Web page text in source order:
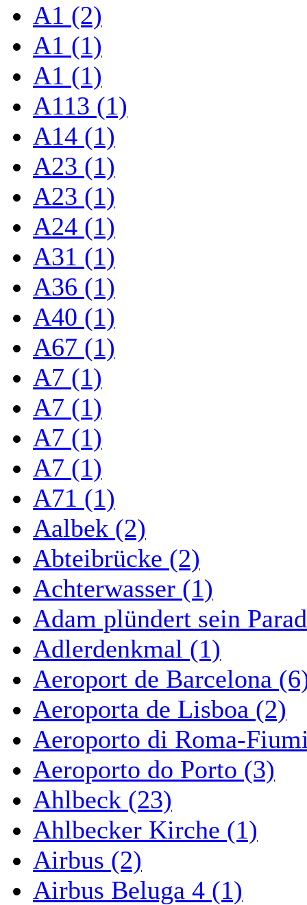
A1 (2)
A1 (1)
A1 (1)
A113 (1)
A14 (1)
A23 (1)
A23 (1)
A24 (1)
A31 (1)
A36 (1)
A40 (1)
A67 (1)
A7 (1)
A7 (1)
A7 (1)
A7 (1)
A71 (1)
Aalbek (2)
Abteibrücke (2)
Achterwasser (1)
Adam plündert sein
Adlerdenkmal (1)
Aeroport de Barcelona
Aeroporta de Lisboa (2)
Aeroporto di Roma-
Aeroporto do Porto (3)
Ahlbeck (23)
Ahlbecker Kirche (1)
Airbus (2)
Airbus Beluga 4 (1)